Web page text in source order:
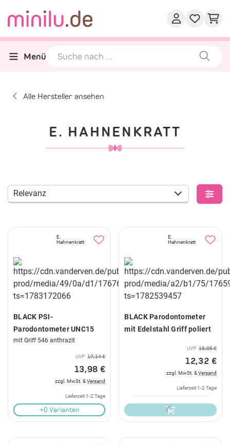
Menü
Alle Hersteller ansehen
E. HAHNENKRATT
Relevanz
E.
Hahnenkratt
BLACK PSI-
Parodontometer UNC15
mit Griff 546 anthrazit
UVP 17,14 €
13,98 €
zzgl. MwSt. &Versand
Lieferzeit 1-2 Tage
+0 Varianten
E.
Hahnenkratt
BLACK Parodontometer
mit Edelstahl Griff poliert
UVP 15,05 €
12,32 €
zzgl. MwSt. &Versand
Lieferzeit 1-2 Tage